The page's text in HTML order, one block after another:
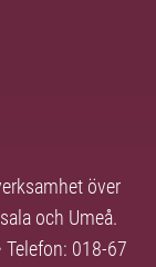
över
och Umeå.
Telefon: 018-67